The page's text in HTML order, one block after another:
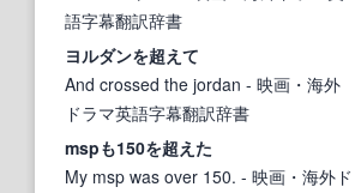
語字幕翻訳辞書
ヨルダンを超え て
And crossed the jordan - 映画・海外
ドラマ英語字幕翻訳辞書
mspも150を超え た
My msp was over 150. - 映画・海外ド